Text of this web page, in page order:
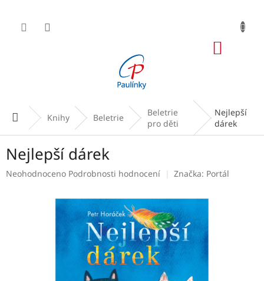
obsah
Domů Knihy Beletrie
Beletrie
pro děti
Nejlepší
dárek
Nejlepší dárek
Průměrné
Neohodnoceno Podrobnosti hodnocení Značka: Portál